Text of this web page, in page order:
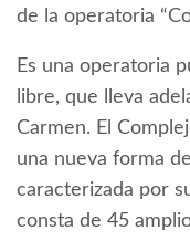
de la operatoria
Es una operatoria
libre, que lleva
Carmen. El
una nueva forma
caracterizada por
consta de 45